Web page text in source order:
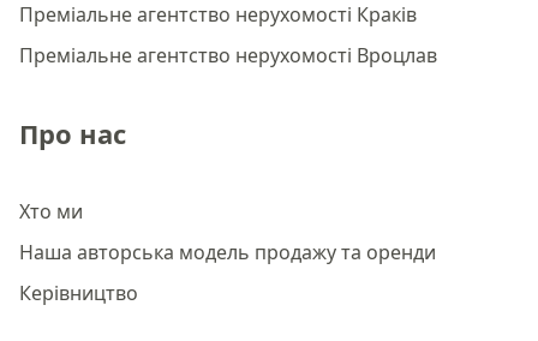
Преміальне агентство нерухомості Краків
Преміальне агентство нерухомості Вроцлав
Про нас
Хто ми
Наша авторська модель продажу та оренди
Керівництво